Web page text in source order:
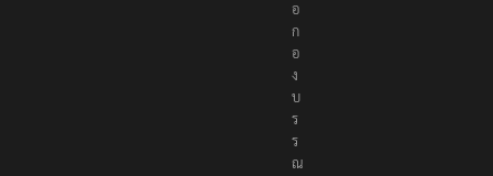
ด
ต่
อ
ก
อ
ง
บ
ร